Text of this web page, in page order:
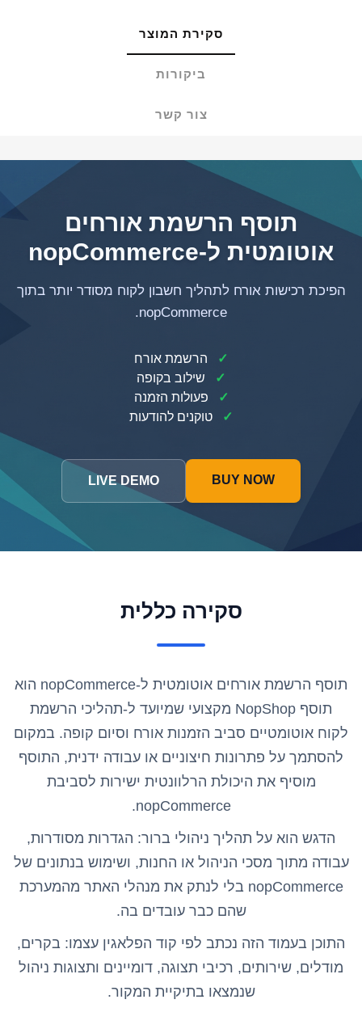
סקירת המוצר
ביקורות
צור קשר
תוסף הרשמת אורחים
אוטומטית ל-nopCommerce
הפיכת רכישות אורח לתהליך חשבון לקוח מסודר יותר בתוך
nopCommerce.
✓
הרשמת אורח
✓
שילוב בקופה
✓
פעולות הזמנה
✓
טוקנים להודעות
BUY NOW
LIVE DEMO
סקירה כללית
תוסף הרשמת אורחים אוטומטית ל-nopCommerce הוא
תוסף NopShop מקצועי שמיועד ל-תהליכי הרשמת
לקוח אוטומטיים סביב הזמנות אורח וסיום קופה. במקום
להסתמך על פתרונות חיצוניים או עבודה ידנית, התוסף
מוסיף את היכולת הרלוונטית ישירות לסביבת
nopCommerce.
הדגש הוא על תהליך ניהולי ברור: הגדרות מסודרות,
עבודה מתוך מסכי הניהול או החנות, ושימוש בנתונים של
nopCommerce בלי לנתק את מנהלי האתר מהמערכת
שהם כבר עובדים בה.
התוכן בעמוד הזה נכתב לפי קוד הפלאגין עצמו: בקרים,
מודלים, שירותים, רכיבי תצוגה, דומיינים ותצוגות ניהול
שנמצאו בתיקיית המקור.